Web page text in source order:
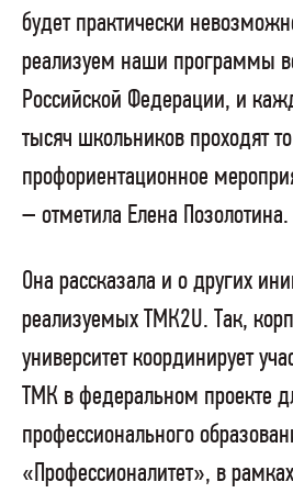
будет практически
реализуем наши программы
Российской Федерации, и
тысяч школьников проходят
профориентационное
– отметила Елена Позолотина.
Она рассказала и о других
реализуемых ТМК2U. Так,
университет координирует
ТМК в федеральном проекте
профессионального
«Профессионалитет», в